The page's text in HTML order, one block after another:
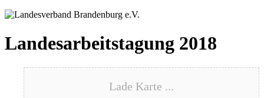
Landesarbeitstagung 2018
Lade Karte ...